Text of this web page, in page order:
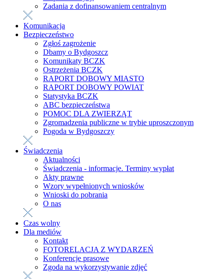
Zadania z dofinansowaniem centralnym
Komunikacja
Bezpieczeństwo
Zgłoś zagrożenie
Dbamy o Bydgoszcz
Komunikaty BCZK
Ostrzeżenia BCZK
RAPORT DOBOWY MIASTO
RAPORT DOBOWY POWIAT
Statystyka BCZK
ABC bezpieczeństwa
POMOC DLA ZWIERZĄT
Zgromadzenia publiczne w trybie uproszczonym
Pogoda w Bydgoszczy
Świadczenia
Aktualności
Świadczenia - informacje. Terminy wypłat
Akty prawne
Wzory wypełnionych wniosków
Wnioski do pobrania
O nas
Czas wolny
Dla mediów
Kontakt
FOTORELACJA Z WYDARZEŃ
Konferencje prasowe
Zgoda na wykorzystywanie zdjęć